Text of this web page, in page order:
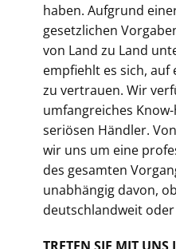
haben. Aufgrund
gesetzlichen
von Land zu Land
empfiehlt es sich, auf
zu vertrauen. Wir
umfangreiches
seriösen Händler.
wir uns um eine
des gesamten
unabhängig davon,
deutschlandweit